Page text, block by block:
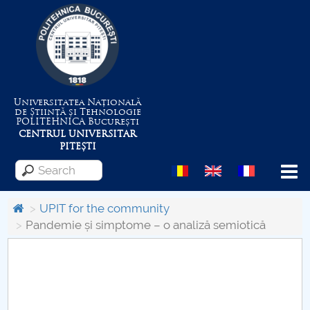
Universitatea Națională
de Știință și Tehnologie
POLITEHNICABucurești
CENTRUL UNIVERSITAR
PITEȘTI
Menu
About the University
UPIT for the community
Pandemie și simptome – o analiză semiotică